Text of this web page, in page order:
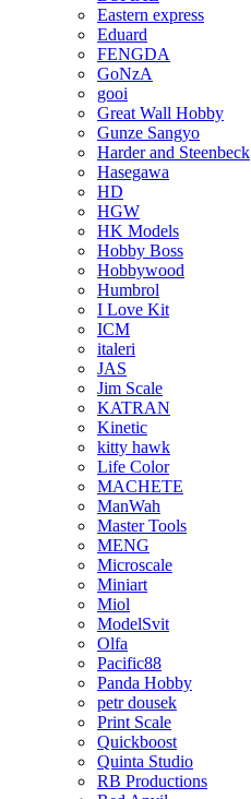
Eastern express
Eduard
FENGDA
GoNzA
gooi
Great Wall Hobby
Gunze Sangyo
Harder and Steenbeck
Hasegawa
HD
HGW
HK Models
Hobby Boss
Hobbywood
Humbrol
I Love Kit
ICM
italeri
JAS
Jim Scale
KATRAN
Kinetic
kitty hawk
Life Color
MACHETE
ManWah
Master Tools
MENG
Microscale
Miniart
Miol
ModelSvit
Olfa
Pacific88
Panda Hobby
petr dousek
Print Scale
Quickboost
Quinta Studio
RB Productions